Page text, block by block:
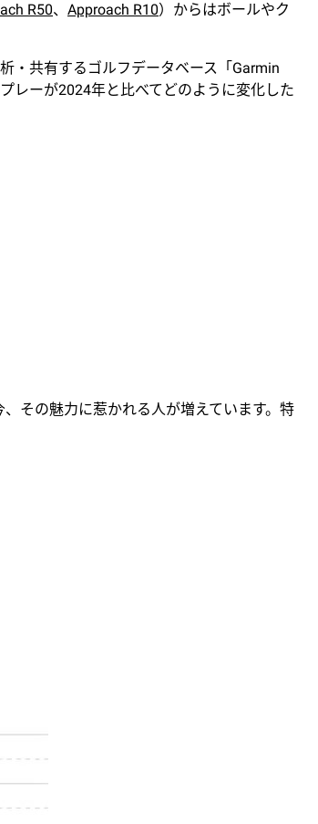
R50、 Approach R10）からはボールやク
・共有するゴルフデータベース「Garmin
レーが2024年と比べてどのように変化した
その魅力に惹かれる人が増えています。特